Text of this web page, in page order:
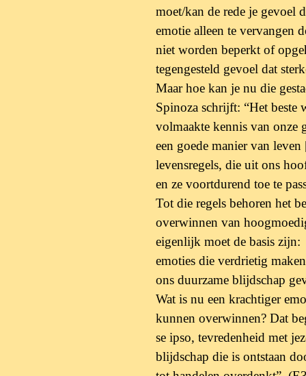
moet/kan de rede je gevoel
emotie alleen te vervangen
niet worden beperkt of
tegengesteld gevoel dat
Maar hoe kan je nu die
Spinoza schrijft: “Het beste
volmaakte kennis van onze
een goede manier van leven
levensregels, die uit ons
en ze voortdurend toe te
Tot die regels behoren het
overwinnen van
eigenlijk moet de basis zijn:
emoties die verdrietig
ons duurzame blijdschap
Wat is nu een krachtiger
kunnen overwinnen? Dat
se ipso, tevredenheid met
blijdschap die is ontstaan